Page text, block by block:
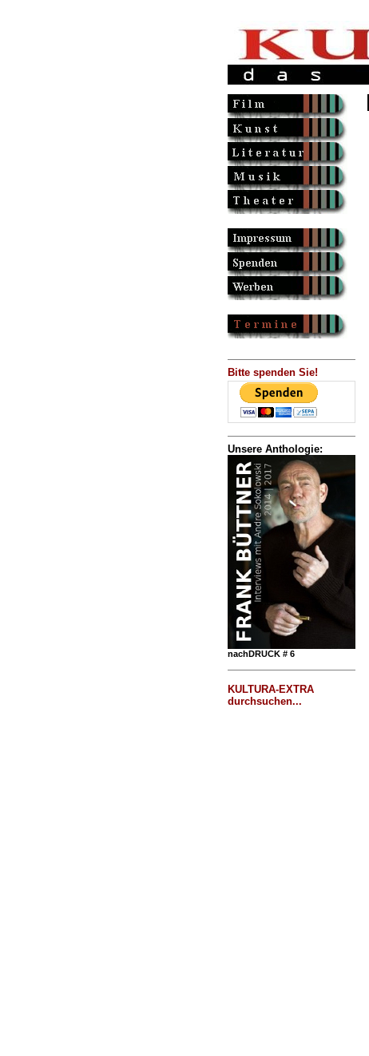
Bitte spenden Sie!
Unsere Anthologie:
nachDRUCK # 6
KULTURA-EXTRA
durchsuchen...